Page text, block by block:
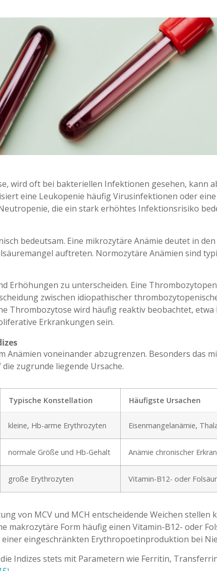
wird oft bei bakteriellen Infektionen gesehen, kann
eine Leukopenie häufig Virusinfektionen oder
die ein stark erhöhtes Infektionsrisiko
bedeutsam. Eine mikrozytäre Anämie deutet in
auftreten. Normozytäre Anämien sind
Erhöhungen zu unterscheiden. Eine
zwischen idiopathischer
Thrombozytose wird häufig reaktiv beobachtet,
Erkrankungen sein.
Anämien voneinander abzugrenzen. Besonders das
zugrunde liegende Ursache.
Typische Konstellation Häufigste Ursachen
kleine, Hb-arme Erythrozyten Eisenmangelanämie,
normale Größe und Hb-Gehalt Anämie chronischer
große Erythrozyten Vitamin-B12- oder
von MCV und MCH entscheidende Weichen stellen
makrozytäre Form häufig einen Vitamin-B12- oder
eingeschränkten Erythropoetinproduktion bei
Indizes stets mit Parametern wie Ferritin,